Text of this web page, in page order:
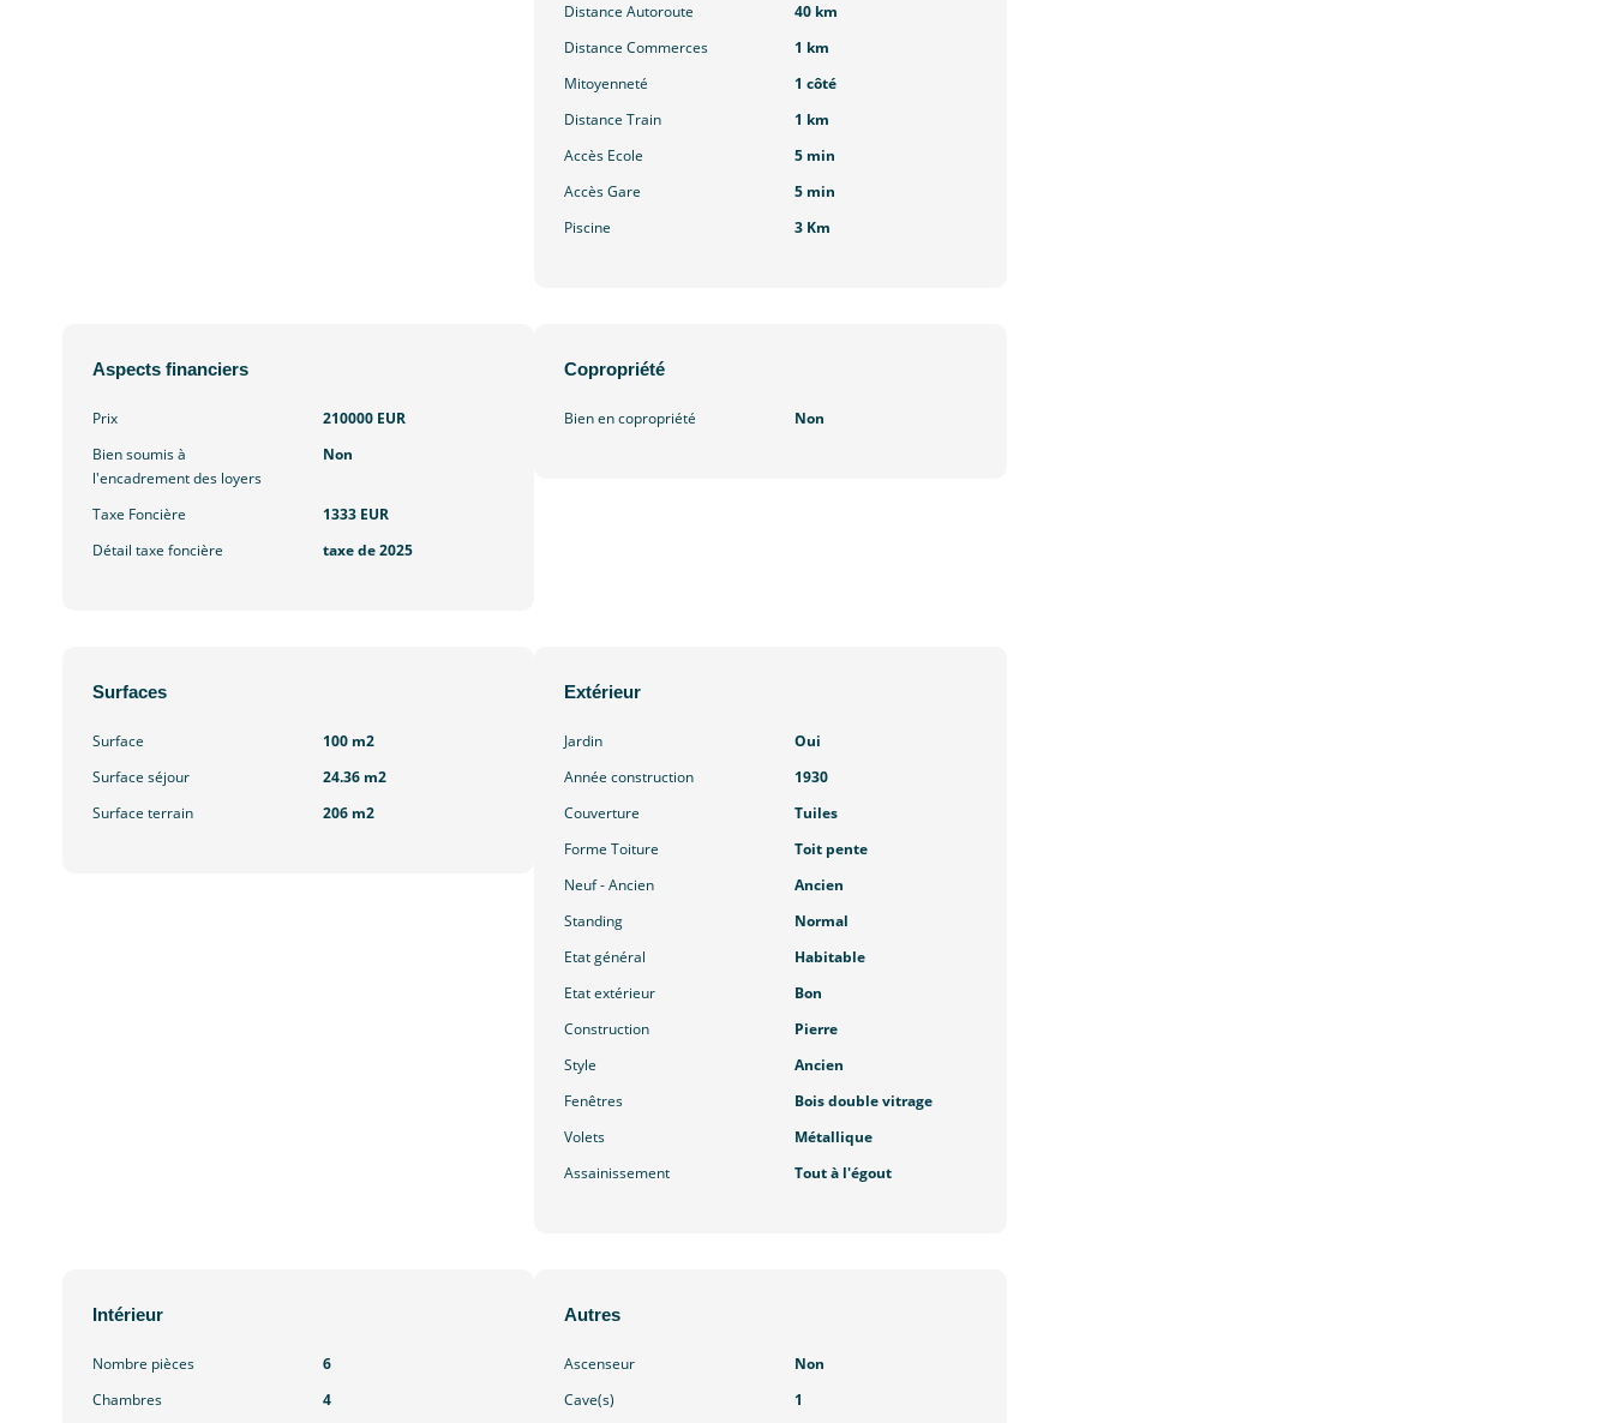
Distance Autoroute
40 km
Distance Commerces
1 km
Mitoyenneté
1 côté
Distance Train
1 km
Accès Ecole
5 min
Accès Gare
5 min
Piscine
3 Km
Aspects financiers
Prix
210000 EUR
Bien soumis à
l'encadrement des loyers
Non
Taxe Foncière
1333 EUR
Détail taxe foncière
taxe de 2025
Copropriété
Bien en copropriété Non
Surfaces
Surface
100 m2
Surface séjour
24.36 m2
Surface terrain
206 m2
Extérieur
Jardin
Oui
Année construction
1930
Couverture
Tuiles
Forme Toiture
Toit pente
Neuf - Ancien
Ancien
Standing
Normal
Etat général
Habitable
Etat extérieur
Bon
Construction
Pierre
Style
Ancien
Fenêtres
Bois double vitrage
Volets
Métallique
Assainissement
Tout à l'égout
Intérieur
Nombre pièces
6
Chambres
4
Autres
Ascenseur
Non
Cave(s)
1